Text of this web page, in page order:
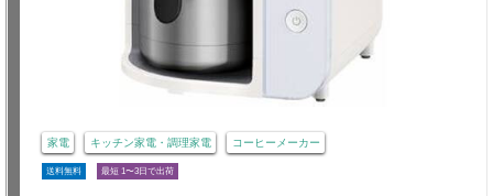
家電 キッチン家電・調理家電 コーヒーメーカー
送料無料 最短 1〜3日で出荷